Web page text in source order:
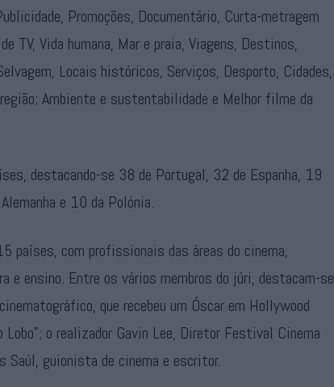
Promoções, Documentário, Curta-metragem
TV, Vida humana, Mar e praia, Viagens, Destinos,
Locais históricos, Serviços, Desporto, Cidades,
Ambiente e sustentabilidade e Melhor filme da
destacando-se 38 de Portugal, 32 de Espanha, 19
e 10 da Polónia.
países, com profissionais das áreas do cinema,
ensino. Entre os vários membros do júri, destacam-se
que recebeu um Óscar em Hollywood
Lobo”; o realizador Gavin Lee, Diretor Festival Cinema
Saúl, guionista de cinema e escritor.